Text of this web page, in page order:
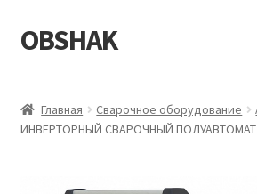
Перейти
к
Перейти
к
OBSHAK
Категории
Главная Сварочное оборудование
ИНВЕРТОРНЫЙ СВАРОЧНЫЙ ПОЛУАВТОМАТ